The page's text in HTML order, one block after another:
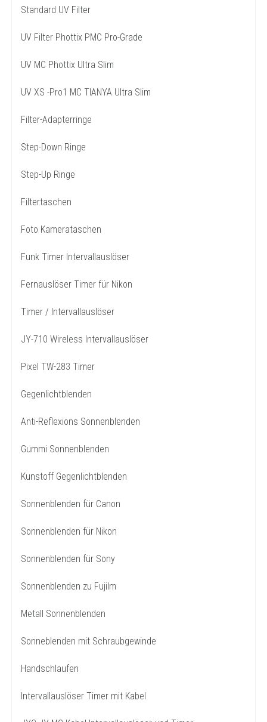
Standard UV Filter
UV Filter Phottix PMC Pro-Grade
UV MC Phottix Ultra Slim
UV XS -Pro1 MC TIANYA Ultra Slim
Filter-Adapterringe
Step-Down Ringe
Step-Up Ringe
Filtertaschen
Foto Kamerataschen
Funk Timer Intervallauslöser
Fernauslöser Timer für Nikon
Timer / Intervallauslöser
JY-710 Wireless Intervallauslöser
Pixel TW-283 Timer
Gegenlichtblenden
Anti-Reflexions Sonnenblenden
Gummi Sonnenblenden
Kunstoff Gegenlichtblenden
Sonnenblenden für Canon
Sonnenblenden für Nikon
Sonnenblenden für Sony
Sonnenblenden zu Fujilm
Metall Sonnenblenden
Sonneblenden mit Schraubgewinde
Handschlaufen
Intervallauslöser Timer mit Kabel